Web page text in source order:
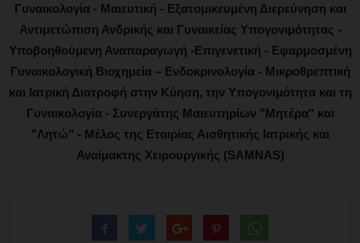
Γυναικολογία - Μαιευτική - Εξατομικευμένη Διερεύνηση και
Αντιμετώπιση Ανδρικής και Γυναικείας Υπογονιμότητας -
Υποβοηθούμενη Αναπαραγωγή -Επιγενετική - Εφαρμοσμένη
Γυναικολογική Βιοχημεία – Ενδοκρινολογία - Μικροθρεπτική
και Ιατρική Διατροφή στην Κύηση, την Υπογονιμότητα και τη
Γυναικολογία - Συνεργάτης Μαιευτηρίων "Μητέρα" και
"Λητώ" - Μέλος της Εταιρίας Αισθητικής Ιατρικής και
Αναίμακτης Χειρουργικής (SAMNAS)